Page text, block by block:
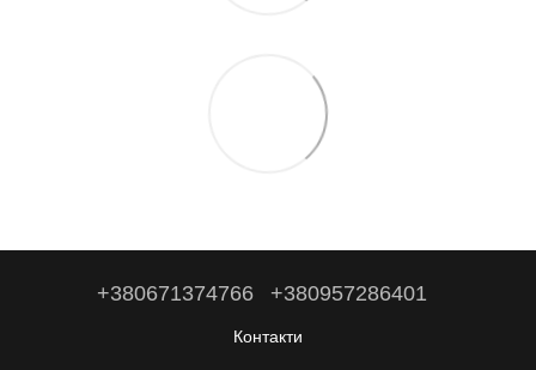
+380671374766 +380957286401
Контакти